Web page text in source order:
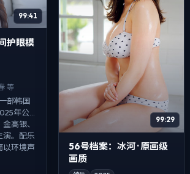
99:41
护眼模
等
部韩国
年公
高银、
演。配乐
以环境声
99:29
56号档案：冰河 · 原画级
画质